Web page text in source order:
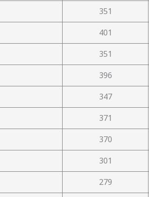
351
401
351
396
347
371
370
301
279